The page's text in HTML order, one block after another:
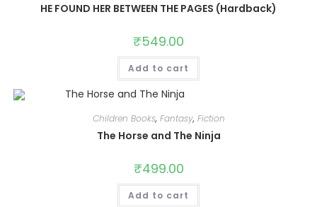
HE FOUND HER BETWEEN THE PAGES (Hardback)
₹549.00
Add to cart
Children Books, Fantasy, Fiction
The Horse and The Ninja
₹499.00
Add to cart